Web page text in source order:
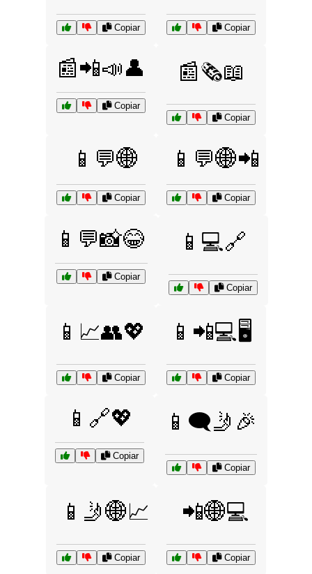
Copiar Copiar
📰📲📣👤
Copiar
📰🗞️📖
Copiar
📱💬🌐
Copiar
📱💬🌐📲
Copiar
📱💬📸😂
Copiar
📱💻🔗
Copiar
📱📈👥💖
Copiar
📱📲💻🖥️
Copiar
📱🔗💖
Copiar
📱🗨️🤳🎉
Copiar
📱🤳🌐📈
Copiar
📲🌐💻
Copiar